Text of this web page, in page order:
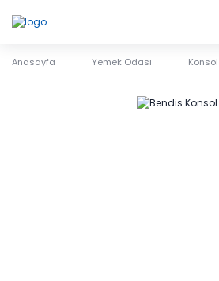
Anasayfa Yemek Odası Konsol